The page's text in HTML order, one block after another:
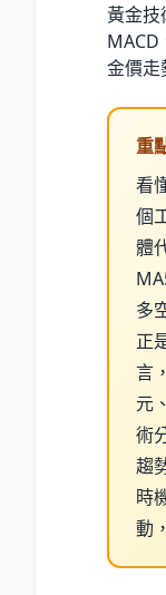
黃金技
MACD
金價走
重
看
個
體
多
正
言
元
術
趨
時
動